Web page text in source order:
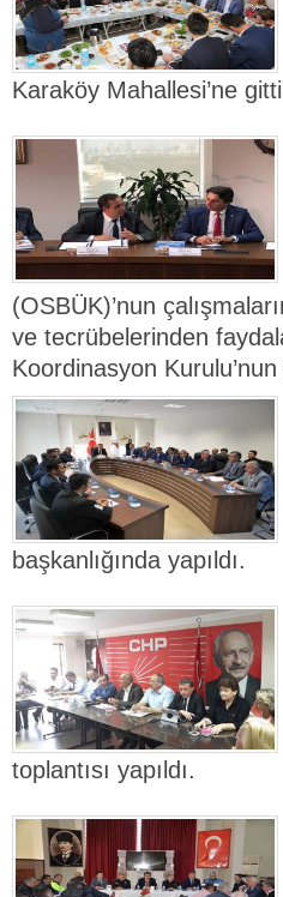
Karaköy Mahallesi’ne
(OSBÜK)’nun
ve tecrübelerinden
Koordinasyon
başkanlığında yapıldı.
toplantısı yapıldı.